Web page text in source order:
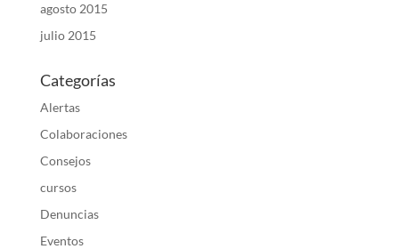
agosto 2015
julio 2015
Categorías
Alertas
Colaboraciones
Consejos
cursos
Denuncias
Eventos